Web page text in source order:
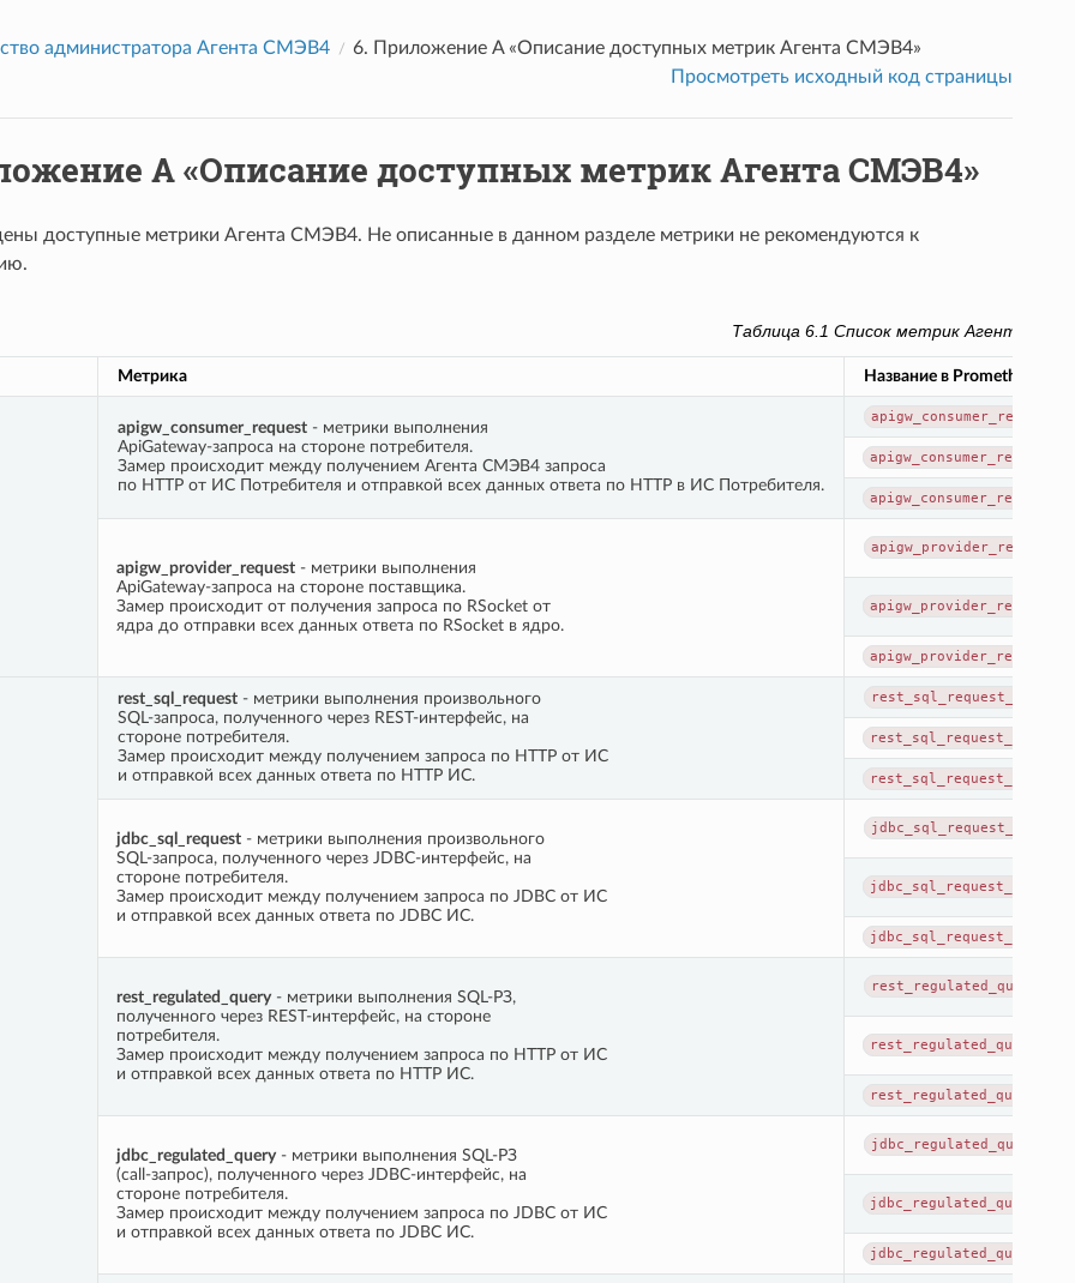
администратора Агента СМЭВ4 6. Приложение A «Описание доступных метрик Агента СМЭВ4»
Просмотреть исходный код страницы
A «Описание доступных метрик Агента СМЭВ4»
доступные метрики Агента СМЭВ4. Не описанные в данном разделе метрики не рекомендуются к
Таблица 6.1Список метрик Агента
Метрика Название в Prometheus
apigw_consumer_request- метрики выполнения
ApiGateway-запроса на стороне потребителя.
Замер происходит между получением Агента СМЭВ4 запроса
по HTTP от ИС Потребителя и отправкой всех данных ответа по HTTP в ИС Потребителя.
apigw_provider_request- метрики выполнения
ApiGateway-запроса на стороне поставщика.
Замер происходит от получения запроса по RSocket от
ядра до отправки всех данных ответа по RSocket в ядро.
rest_sql_request- метрики выполнения произвольного
SQL-запроса, полученного через REST-интерфейс, на
стороне потребителя.
Замер происходит между получением запроса по HTTP от ИС
и отправкой всех данных ответа по HTTP ИС.
jdbc_sql_request- метрики выполнения произвольного
SQL-запроса, полученного через JDBC-интерфейс, на
стороне потребителя.
Замер происходит между получением запроса по JDBC от ИС
и отправкой всех данных ответа по JDBC ИС.
rest_regulated_query- метрики выполнения SQL-РЗ,
полученного через REST-интерфейс, на стороне
потребителя.
Замер происходит между получением запроса по HTTP от ИС
и отправкой всех данных ответа по HTTP ИС.
jdbc_regulated_query- метрики выполнения SQL-РЗ
(call-запрос), полученного через JDBC-интерфейс, на
стороне потребителя.
Замер происходит между получением запроса по JDBC от ИС
и отправкой всех данных ответа по JDBC ИС.